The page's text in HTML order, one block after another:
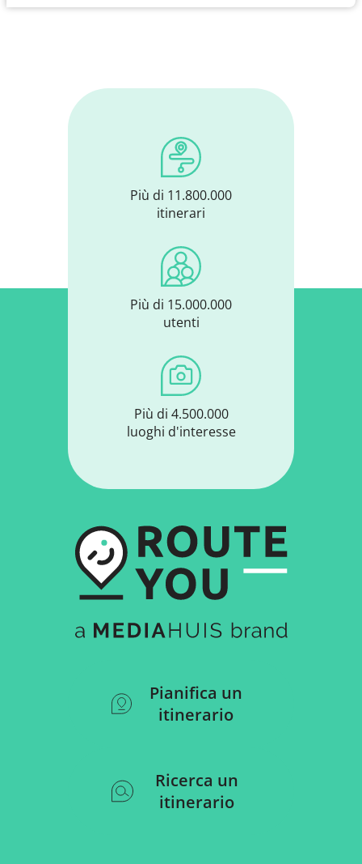
Più di 11.800.000
itinerari
Più di 15.000.000
utenti
Più di 4.500.000
luoghi d'interesse
Pianifica un
itinerario
Ricerca un
itinerario